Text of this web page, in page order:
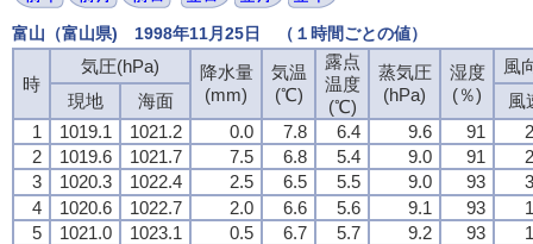
富山（富山県) 1998年11月25日 （１時間ごとの値）
時
気圧(hPa)
降水量
(mm)
気温
(℃)
露点
温度
(℃)
蒸気圧
(hPa)
湿度
(％)
風
現地
海面
風
1
1019.1 1021.2 0.0 7.8 6.4 9.6 91
2
1019.6 1021.7 7.5 6.8 5.4 9.0 91
3
1020.3 1022.4 2.5 6.5 5.5 9.0 93
4
1020.6 1022.7 2.0 6.6 5.6 9.1 93
5
1021.0 1023.1 0.5 6.7 5.7 9.2 93